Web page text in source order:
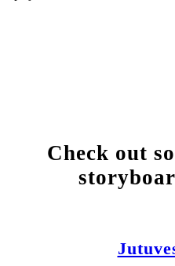
Check out